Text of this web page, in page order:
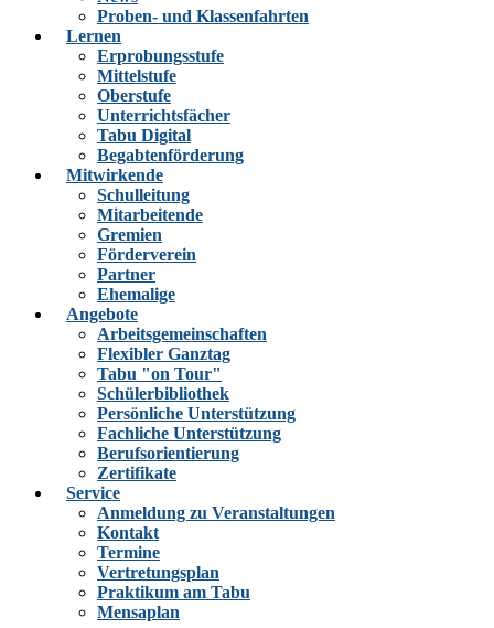
Proben- und Klassenfahrten
Lernen
Erprobungsstufe
Mittelstufe
Oberstufe
Unterrichtsfächer
Tabu Digital
Begabtenförderung
Mitwirkende
Schulleitung
Mitarbeitende
Gremien
Förderverein
Partner
Ehemalige
Angebote
Arbeitsgemeinschaften
Flexibler Ganztag
Tabu "on Tour"
Schülerbibliothek
Persönliche Unterstützung
Fachliche Unterstützung
Berufsorientierung
Zertifikate
Service
Anmeldung zu Veranstaltungen
Kontakt
Termine
Vertretungsplan
Praktikum am Tabu
Mensaplan